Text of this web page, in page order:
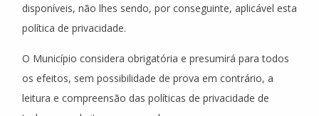
disponíveis, não lhes sendo, por conseguinte, aplicável esta
política de privacidade.
O Município considera obrigatória e presumirá para todos
os efeitos, sem possibilidade de prova em contrário, a
leitura e compreensão das políticas de privacidade de